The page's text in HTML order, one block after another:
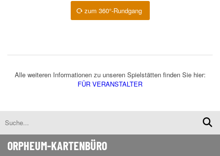
zum 360°-Rundgang
Alle weiteren Informationen zu unseren Spielstätten finden Sie hier:
FÜR VERANSTALTER
ORPHEUM-KARTENBÜRO